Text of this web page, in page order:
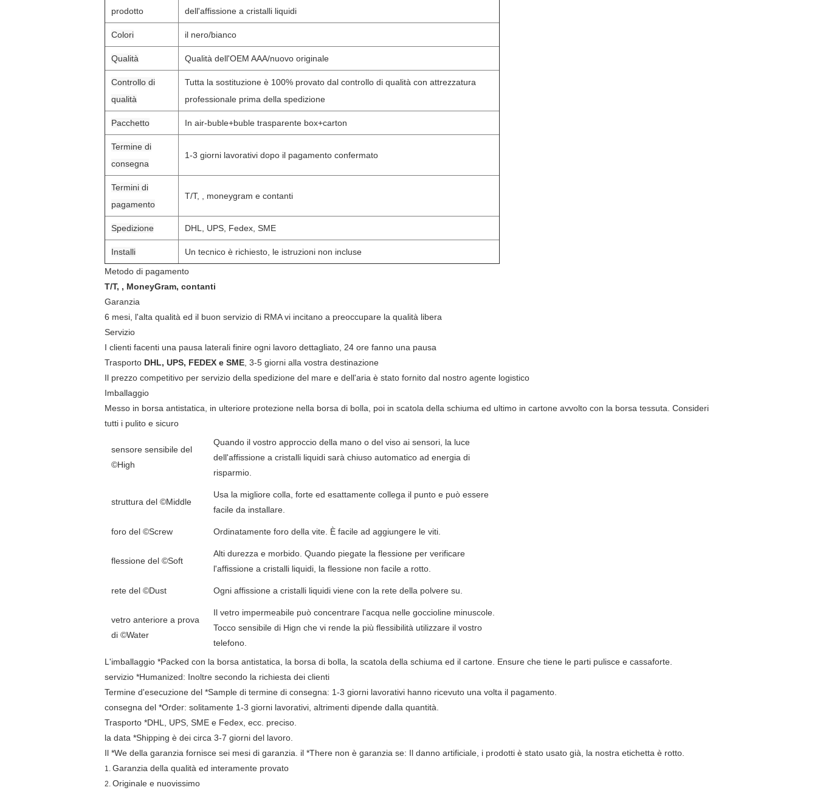
prodotto
dell'affissione a cristalli liquidi
Colori il nero/bianco
Qualità Qualità dell'OEM AAA/nuovo originale
Controllo di
qualità
Tutta la sostituzione è 100% provato dal controllo di qualità con attrezzatura
professionale prima della spedizione
Pacchetto In air-buble+buble trasparente box+carton
Termine di
consegna
1-3 giorni lavorativi dopo il pagamento confermato
Termini di
pagamento
T/T, , moneygram e contanti
Spedizione DHL, UPS, Fedex, SME
Installi
Un tecnico è richiesto, le istruzioni non incluse
Metodo di pagamento
T/T, , MoneyGram, contanti
Garanzia
6 mesi, l'alta qualità ed il buon servizio di RMA vi incitano a preoccupare la qualità libera
Servizio
I clienti facenti una pausa laterali finire ogni lavoro dettagliato, 24 ore fanno una pausa
Trasporto DHL, UPS, FEDEX e SME , 3-5 giorni alla vostra destinazione
Il prezzo competitivo per servizio della spedizione del mare e dell'aria è stato fornito dal nostro agente logistico
Imballaggio
Messo in borsa antistatica, in ulteriore protezione nella borsa di bolla, poi in scatola della schiuma ed ultimo in cartone avvolto con la borsa tessuta. Consideri
tutti i pulito e sicuro
sensore sensibile del
©High
Quando il vostro approccio della mano o del viso ai sensori, la luce
dell'affissione a cristalli liquidi sarà chiuso automatico ad energia di
risparmio.
struttura del ©Middle
Usa la migliore colla, forte ed esattamente collega il punto e può essere
facile da installare.
foro del ©Screw Ordinatamente foro della vite. È facile ad aggiungere le viti.
flessione del ©Soft
Alti durezza e morbido. Quando piegate la flessione per verificare
l'affissione a cristalli liquidi, la flessione non facile a rotto.
rete del ©Dust Ogni affissione a cristalli liquidi viene con la rete della polvere su.
vetro anteriore a prova
di ©Water
Il vetro impermeabile può concentrare l'acqua nelle goccioline minuscole.
Tocco sensibile di Hign che vi rende la più flessibilità utilizzare il vostro
telefono.
L'imballaggio *Packed con la borsa antistatica, la borsa di bolla, la scatola della schiuma ed il cartone. Ensure che tiene le parti pulisce e cassaforte.
servizio *Humanized: Inoltre secondo la richiesta dei clienti
Termine d'esecuzione del *Sample di termine di consegna: 1-3 giorni lavorativi hanno ricevuto una volta il pagamento.
consegna del *Order: solitamente 1-3 giorni lavorativi, altrimenti dipende dalla quantità.
Trasporto *DHL, UPS, SME e Fedex, ecc. preciso.
la data *Shipping è dei circa 3-7 giorni del lavoro.
Il *We della garanzia fornisce sei mesi di garanzia. il *There non è garanzia se: Il danno artificiale, i prodotti è stato usato già, la nostra etichetta è rotto.
1. Garanzia della qualità ed interamente provato
2. Originale e nuovissimo